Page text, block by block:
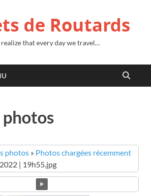
de Routards
that every day we travel…
photos » Photos chargées récemment
| 19h55.jpg